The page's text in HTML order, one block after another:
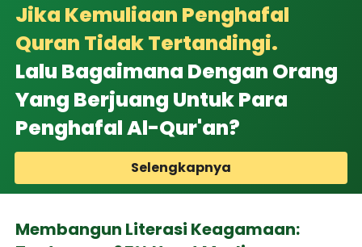
Jika Kemuliaan Penghafal
Quran Tidak Tertandingi.
Lalu Bagaimana Dengan Orang
Yang Berjuang Untuk Para
Penghafal Al-Qur'an?
`Selengkapnya
Membangun Literasi Keagamaan: